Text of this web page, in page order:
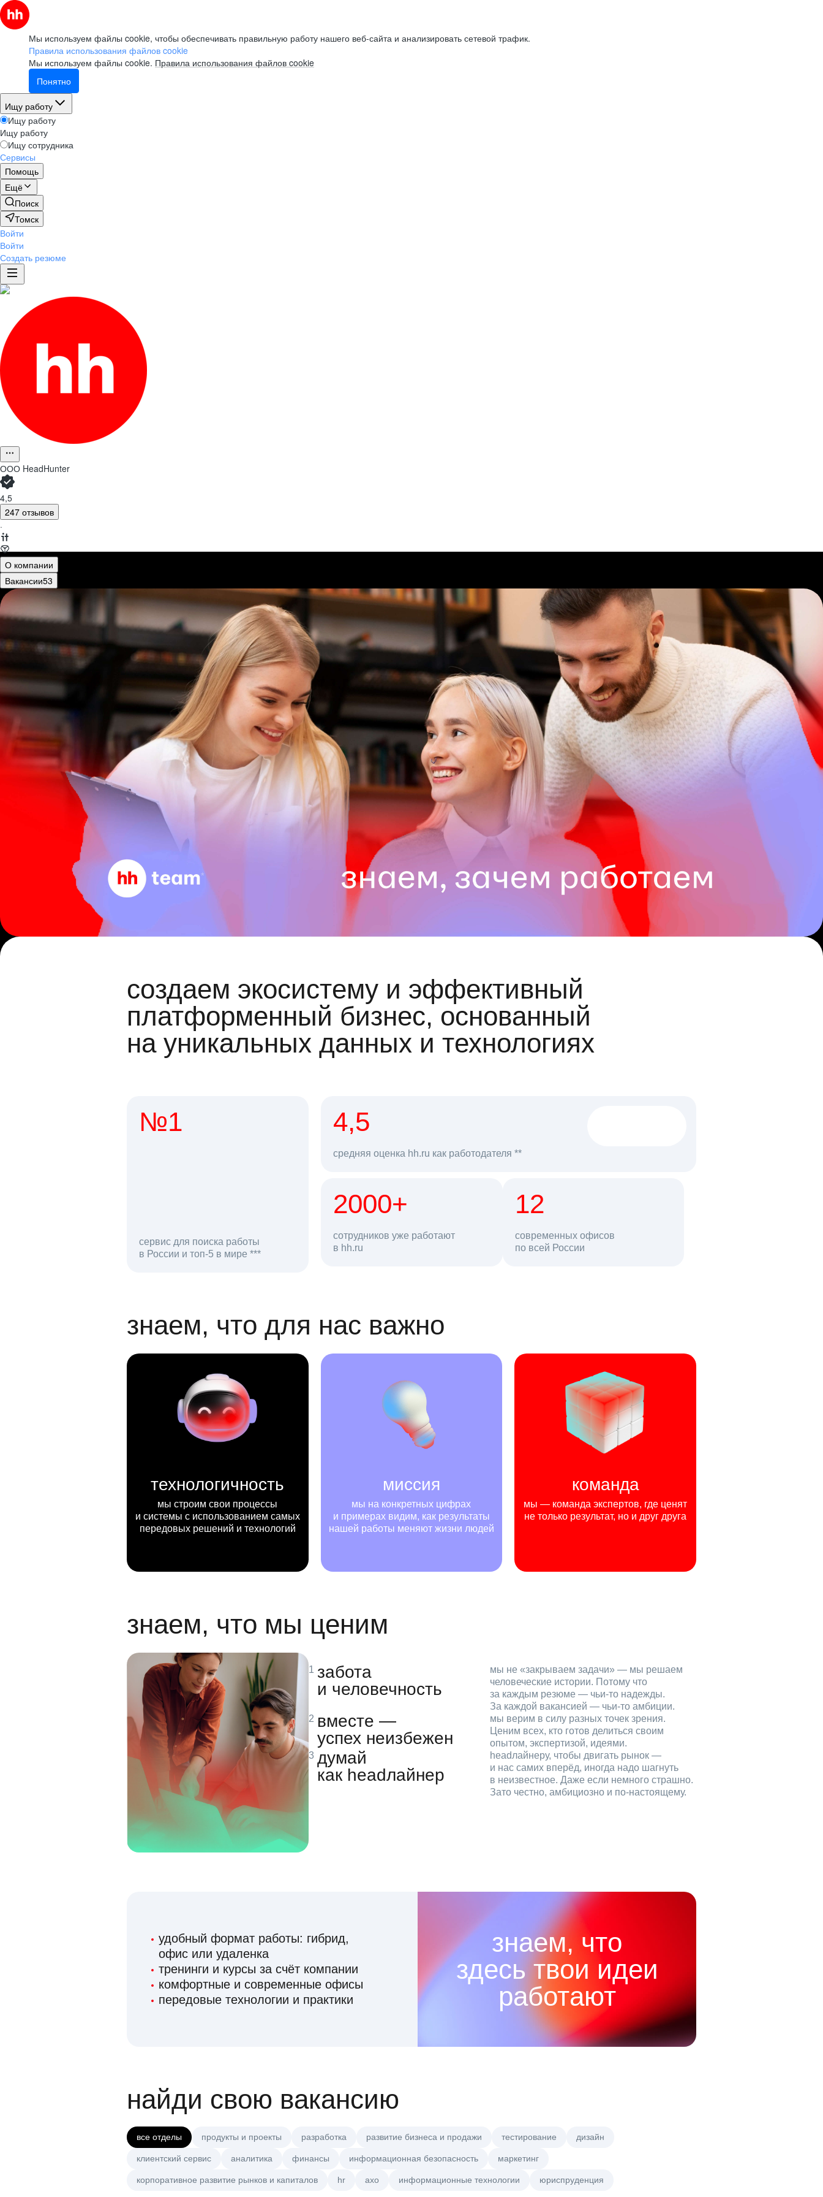
Мы используем файлы cookie, чтобы обеспечивать правильную работу нашего веб-сайта и анализировать сетевой трафик.
Правила использования файлов cookie
Мы используем файлы cookie. Правила использования файлов cookie
Понятно
Ищу работу
Ищу работу
Ищу работу
Ищу сотрудника
Сервисы
Помощь
Ещё
Поиск
Томск
Войти
Войти
Создать резюме
ООО HeadHunter
4,5
247 отзывов
·
О компании
Вакансии53
создаем экосистему и эффективный
платформенный бизнес, основанный
на уникальных данных и технологиях
№1
сервис для поиска работы
в России и топ-5 в мире ***
откликов на вакансии
4,5
средняя оценка hh.ru как работодателя **
2000+
сотрудников уже работают
в hh.ru
68 млн 12
современных офисов
по всей Россиипользователей в день
знаем, что для нас важно
технологичность
мы строим свои процессы
и системы с использованием самых
передовых решений и технологий
миссия
мы на конкретных цифрах
и примерах видим, как результаты
нашей работы меняют жизни людей
команда
мы — команда экспертов, где ценят
не только результат, но и друг друга
знаем, что мы ценим
забота
и человечность
мы не «закрываем задачи» — мы решаем
человеческие истории. Потому что
за каждым резюме — чьи‑то надежды.
За каждой вакансией — чьи‑то амбиции.
вместе —
успех неизбежен
мы верим в силу разных точек зрения.
Ценим всех, кто готов делиться своим
опытом, экспертизой, идеями.
думай
как headлайнер
headлайнеру, чтобы двигать рынок —
и нас самих вперёд, иногда надо шагнуть
в неизвестное. Даже если немного страшно.
Зато честно, амбициозно и по‑настоящему.
удобный формат работы: гибрид,
офис или удаленка
тренинги и курсы за счёт компании
комфортные и современные офисы
передовые технологии и практики
знаем, что
здесь твои идеи
работают
найди свою вакансию
все отделы продукты и проекты разработка развитие бизнеса и продажи тестирование дизайн
клиентский сервис аналитика финансы информационная безопасность маркетинг
корпоративное развитие рынков и капиталов hr axo информационные технологии юриспруденция